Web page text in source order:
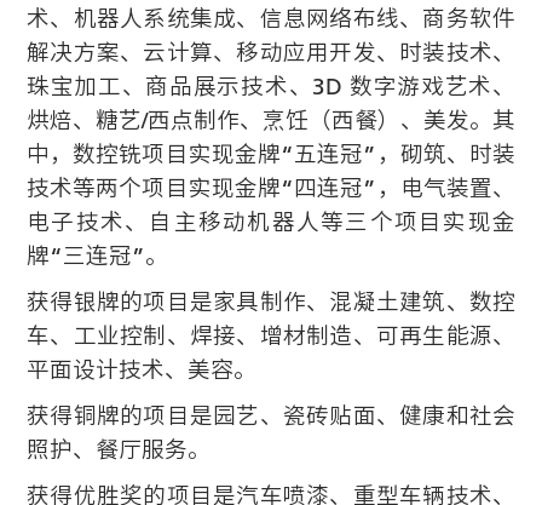
术、机器人系统集成、信息网络布线、商务软件
解决方案、云计算、移动应用开发、时装技术、
珠宝加工、商品展示技术、3D 数字游戏艺术、
烘焙、糖艺/西点制作、烹饪（西餐）、美发。其
中，数控铣项目实现金牌“五连冠”，砌筑、时装
技术等两个项目实现金牌“四连冠”，电气装置、
电子技术、自主移动机器人等三个项目实现金
牌“三连冠”。
获得银牌的项目是家具制作、混凝土建筑、数控
车、工业控制、焊接、增材制造、可再生能源、
平面设计技术、美容。
获得铜牌的项目是园艺、瓷砖贴面、健康和社会
照护、餐厅服务。
获得优胜奖的项目是汽车喷漆、重型车辆技术、